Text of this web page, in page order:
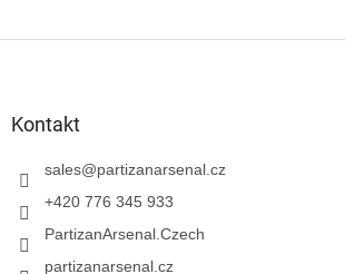
Kontakt
sales@partizanarsenal.cz
+420 776 345 933
PartizanArsenal.Czech
partizanarsenal.cz